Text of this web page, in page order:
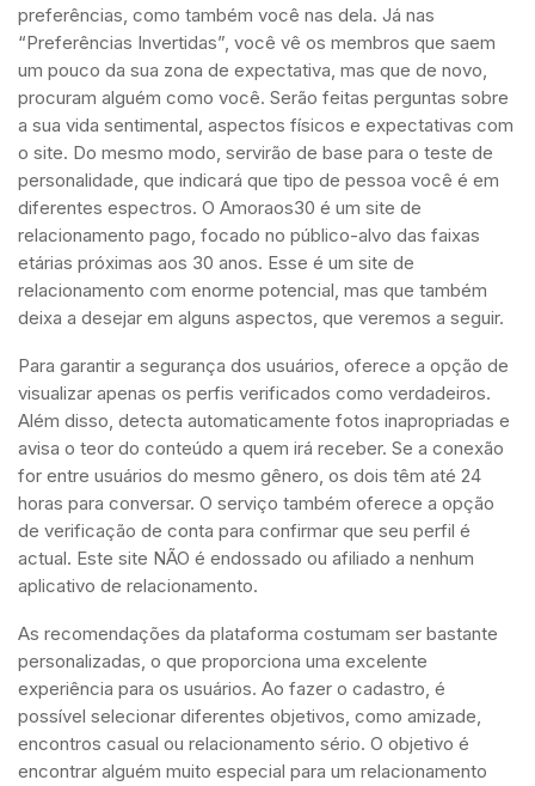
preferências, como também você nas dela. Já nas
“Preferências Invertidas”, você vê os membros que saem
um pouco da sua zona de expectativa, mas que de novo,
procuram alguém como você. Serão feitas perguntas sobre
a sua vida sentimental, aspectos físicos e expectativas com
o site. Do mesmo modo, servirão de base para o teste de
personalidade, que indicará que tipo de pessoa você é em
diferentes espectros. O Amoraos30 é um site de
relacionamento pago, focado no público-alvo das faixas
etárias próximas aos 30 anos. Esse é um site de
relacionamento com enorme potencial, mas que também
deixa a desejar em alguns aspectos, que veremos a seguir.
Para garantir a segurança dos usuários, oferece a opção de
visualizar apenas os perfis verificados como verdadeiros.
Além disso, detecta automaticamente fotos inapropriadas e
avisa o teor do conteúdo a quem irá receber. Se a conexão
for entre usuários do mesmo gênero, os dois têm até 24
horas para conversar. O serviço também oferece a opção
de verificação de conta para confirmar que seu perfil é
actual. Este site NÃO é endossado ou afiliado a nenhum
aplicativo de relacionamento.
As recomendações da plataforma costumam ser bastante
personalizadas, o que proporciona uma excelente
experiência para os usuários. Ao fazer o cadastro, é
possível selecionar diferentes objetivos, como amizade,
encontros casual ou relacionamento sério. O objetivo é
encontrar alguém muito especial para um relacionamento